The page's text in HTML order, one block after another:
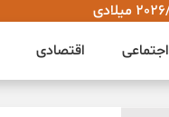
اجتماعی اقتصادی